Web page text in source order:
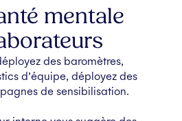
mentale
des baromètres,
d’équipe, déployez des
de sensibilisation.